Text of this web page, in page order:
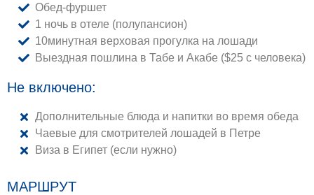
Обед-фуршет
1 ночь в отеле (полупансион)
10минутная верховая прогулка на лошади
Выездная пошлина в Табе и Акабе ($25 с человека)
Не включено:
Дополнительные блюда и напитки во время обеда
Чаевые для смотрителей лошадей в Петре
Виза в Египет (если нужно)
МАРШРУТ